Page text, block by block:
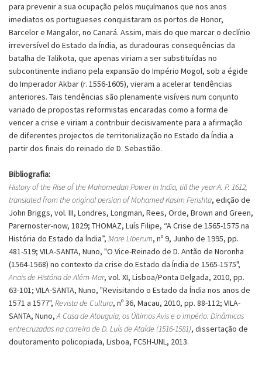
para prevenir a sua ocupação pelos muçulmanos que nos anos
imediatos os portugueses conquistaram os portos de Honor,
Barcelor e Mangalor, no Canará. Assim, mais do que marcar o declínio
irreversível do Estado da Índia, as duradouras consequências da
batalha de Talikota, que apenas viriam a ser substituídas no
subcontinente indiano pela expansão do Império Mogol, sob a égide
do Imperador Akbar (r. 1556-1605), vieram a acelerar tendências
anteriores. Tais tendências são plenamente visíveis num conjunto
variado de propostas reformistas encaradas como a forma de
vencer a crise e viriam a contribuir decisivamente para a afirmação
de diferentes projectos de territorialização no Estado da Índia a
partir dos finais do reinado de D. Sebastião.
Bibliografia:
History of the Rise of the Mahomedan Power in India, till the year A. P. 1612,
translated from the original persian of Mohamed Kasim Ferishta, edição de
John Briggs, vol. III, Londres, Longman, Rees, Orde, Brown and Green,
Parernoster-now, 1829; THOMAZ, Luís Filipe, “A Crise de 1565-1575 na
História do Estado da Índia”, Mare Liberum, nº 9, Junho de 1995, pp.
481-519; VILA-SANTA, Nuno, "O Vice-Reinado de D. Antão de Noronha
(1564-1568) no contexto da crise do Estado da Índia de 1565-1575",
Anais de História de Além-Mar, vol. XI, Lisboa/Ponta Delgada, 2010, pp.
63-101; VILA-SANTA, Nuno, "Revisitando o Estado da Índia nos anos de
1571 a 1577", Revista de Cultura, nº 36, Macau, 2010, pp. 88-112; VILA-
SANTA, Nuno, A Casa de Atouguia, os Últimos Avis e o Império: Dinâmicas
entrecruzadas na carreira de D. Luís de Ataíde (1516-1581), dissertação de
doutoramento policopiada, Lisboa, FCSH-UNL, 2013.